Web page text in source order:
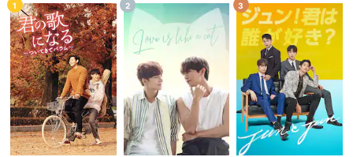
1 2 3